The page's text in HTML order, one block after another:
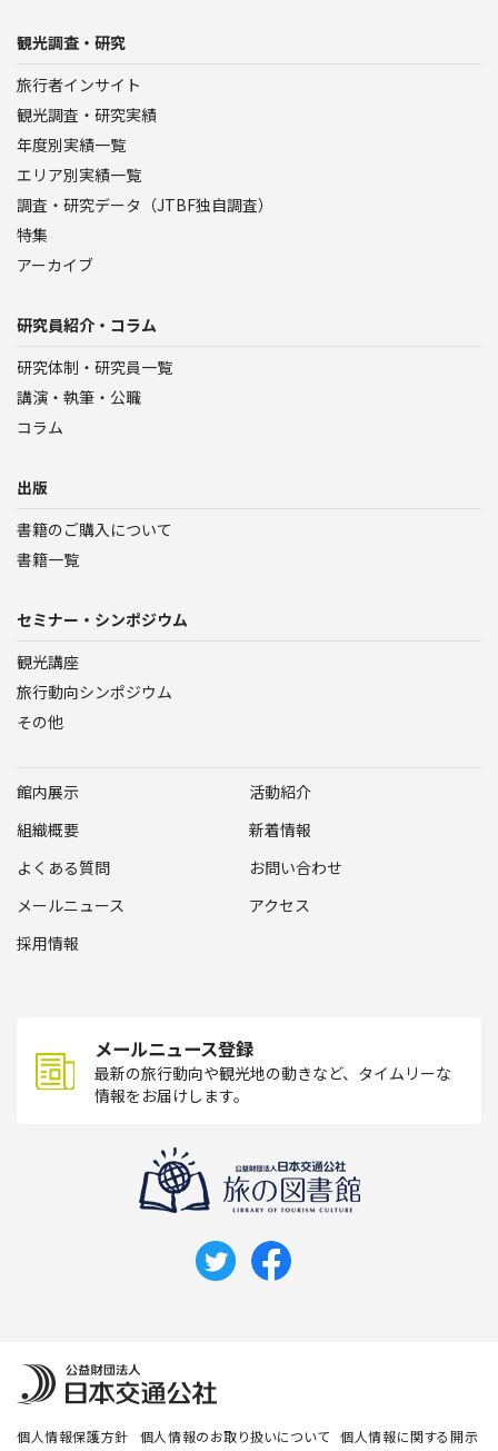
観光調査・研究
旅行者インサイト
観光調査・研究実績
年度別実績一覧
エリア別実績一覧
調査・研究データ（JTBF独自調査）
特集
アーカイブ
研究員紹介・コラム
研究体制・研究員一覧
講演・執筆・公職
コラム
出版
書籍のご購入について
書籍一覧
セミナー・シンポジウム
観光講座
旅行動向シンポジウム
その他
館内展示
活動紹介
組織概要
新着情報
よくある質問
お問い合わせ
メールニュース
アクセス
採用情報
メールニュース登録
最新の旅行動向や観光地の動きなど、タイムリーな
情報をお届けします。
個人情報保護方針 個人情報のお取り扱いについて 個人情報に関する開示